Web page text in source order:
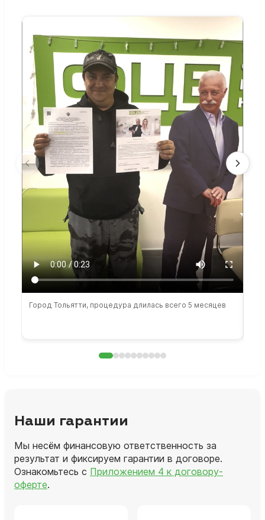
Город Тольятти, процедура длилась всего 5 месяцев
Наши гарантии
Мы несём финансовую ответственность за
результат и фиксируем гарантии в договоре.
Ознакомьтесь с Приложением 4 к договору-
оферте.